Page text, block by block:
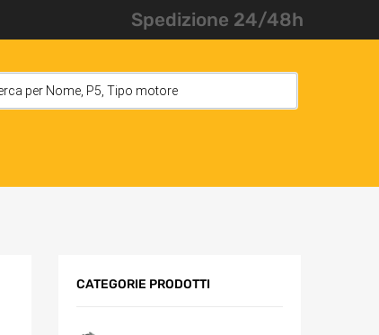
Spedizione 24/48h
CATEGORIE PRODOTTI